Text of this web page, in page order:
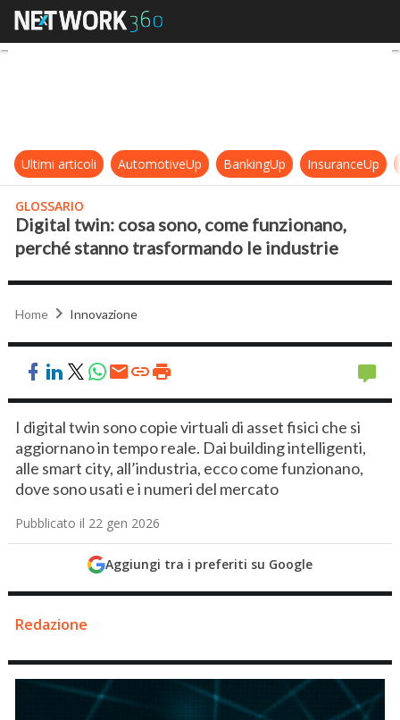
Digital twin: cosa sono, come
Ultimi articoli AutomotiveUp BankingUp InsuranceUp
GLOSSARIO
Digital twin: cosa sono, come funzionano,
perché stanno trasformando le industrie
Home Innovazione
I digital twin sono copie virtuali di asset fisici che si
aggiornano in tempo reale. Dai building intelligenti,
alle smart city, all’industria, ecco come funzionano,
dove sono usati e i numeri del mercato
Pubblicato il 22 gen 2026
Aggiungi tra i preferiti su Google
Redazione